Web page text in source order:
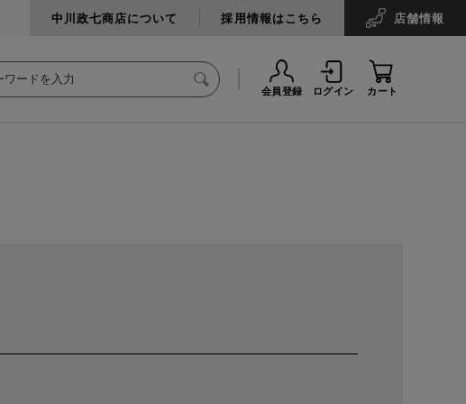
中川政七商店について 採用情報はこちら 店舗情報
会員登録 ログイン カート